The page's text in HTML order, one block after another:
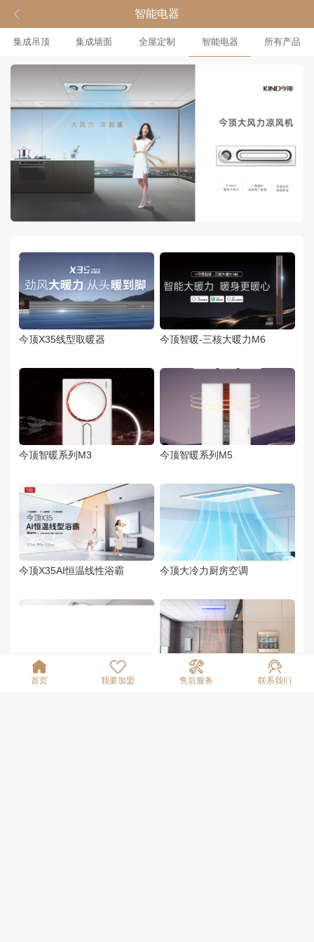
 智能电器
集成吊顶 集成墙面 全屋定制 智能电器 所有产品
今顶X35线型取暖器 今顶智暖-三核大暖力M6
今顶智暖系列M3 今顶智暖系列M5
今顶X35AI恒温线性浴霸 今顶大冷力厨房空调
互联网取暖器-H系列 互联网取暖器-L系列

首页

我要加盟

售后服务

联系我们